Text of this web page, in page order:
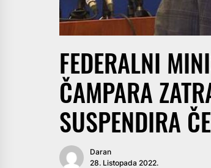
FEDERALNI
ČAMPARA
SUSPENDIRA
Daran
28. Listopada 2022.